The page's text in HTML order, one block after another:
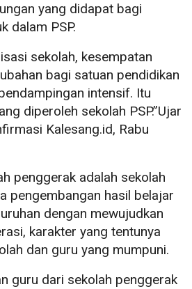
yang didapat bagi
dalam PSP.
sekolah, kesempatan
bagi satuan pendidikan
intensif. Itu
diperoleh sekolah PSP.”Ujar
Kalesang.id, Rabu
penggerak adalah sekolah
pengembangan hasil belajar
dengan mewujudkan
karakter yang tentunya
dan guru yang mumpuni.
guru dari sekolah penggerak